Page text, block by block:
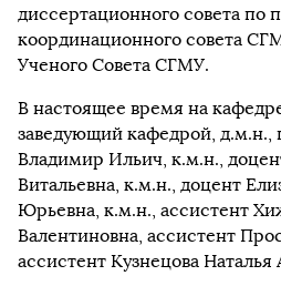
диссертационного совета по
координационного совета
Ученого Совета СГМУ.
В настоящее время на
заведующий кафедрой,
Владимир Ильич, к.м.н.,
Витальевна, к.м.н., доцент
Юрьевна, к.м.н., ассистент
Валентиновна, ассистент
ассистент Кузнецова Наталья